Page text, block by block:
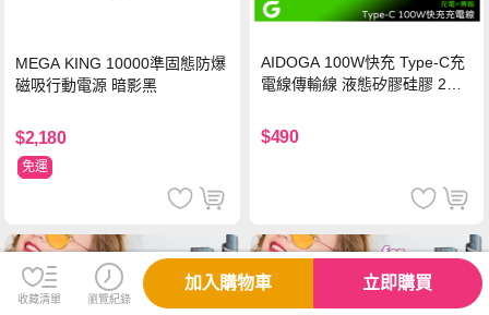
MEGA KING 10000準固態防爆
磁吸行動電源 暗影黑
$2,180
免運
AIDOGA 100W快充 Type-C充
電線傳輸線 液態矽膠硅膠 2M
$490
收藏清單 瀏覽紀錄
加入購物車 立即購買